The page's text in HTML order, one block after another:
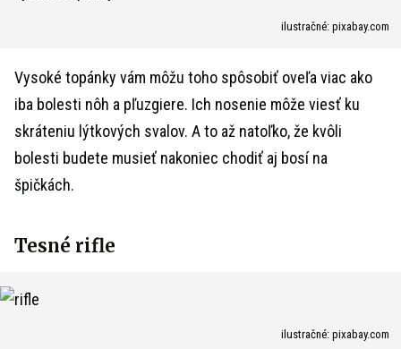
ilustračné: pixabay.com
Vysoké topánky vám môžu toho spôsobiť oveľa viac ako
iba bolesti nôh a pľuzgiere. Ich nosenie môže viesť ku
skráteniu lýtkových svalov. A to až natoľko, že kvôli
bolesti budete musieť nakoniec chodiť aj bosí na
špičkách.
Tesné rifle
ilustračné: pixabay.com